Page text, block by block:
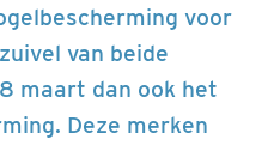
voor
van beide
maart dan ook het
Deze merken